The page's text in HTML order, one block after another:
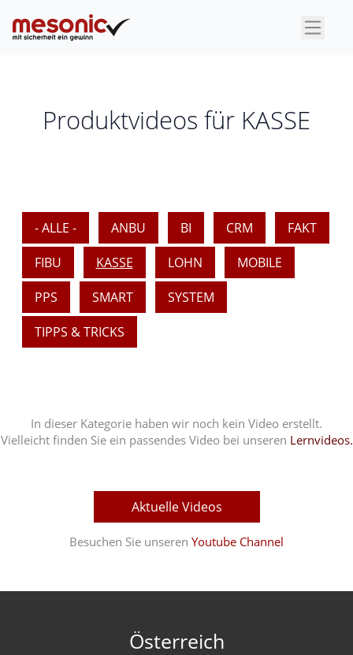
×
Produktvideos für KASSE
- ALLE - ANBU BI CRM
FAKT
FIBU
KASSE LOHN
MOBILE
PPS
SMART
SYSTEM
TIPPS & TRICKS
In dieser Kategorie haben wir noch kein Video erstellt.
Vielleicht finden Sie ein passendes Video bei unseren Lernvideos.
Aktuelle Videos
Besuchen Sie unseren Youtube Channel
Österreich